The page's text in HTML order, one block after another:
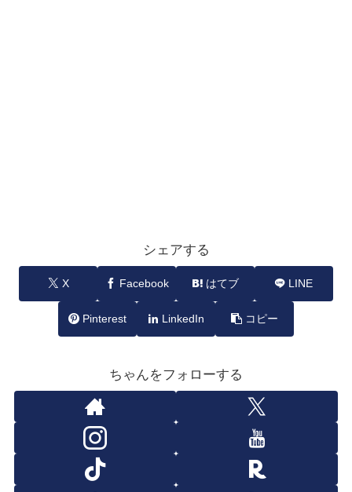
シェアする
X Facebook はてブ LINE
Pinterest LinkedIn コピー
ちゃんをフォローする